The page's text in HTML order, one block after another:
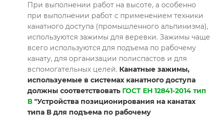
При выполнении работ на высоте, а особенно
при выполнении работ с применением техники
канатного доступа (промышленного альпинизма),
используются зажимы для веревки. Зажимы чаще
всего используются для подъема по рабочему
канату, для организации полиспастов и для
вспомогательных целей. Канатные зажимы,
используемые в системах канатного доступа
должны соответствовать ГОСТ ЕН 12841-2014 тип
В "Устройства позиционирования на канатах
типа В для подъема по рабочему